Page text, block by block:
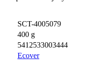
SCT-4005079
400 g
5412533003444
Ecover